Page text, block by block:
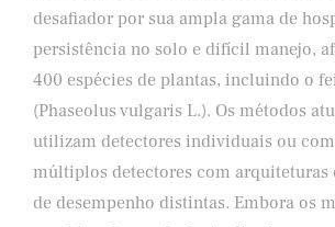
desafiador por sua ampla gama de
persistência no solo e difícil manejo,
400 espécies de plantas, incluindo o
(Phaseolus vulgaris L.). Os métodos
utilizam detectores individuais ou
múltiplos detectores com arquiteturas
de desempenho distintas. Embora os